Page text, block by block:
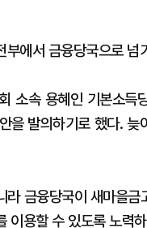
에서 금융당국으로
소속 용혜인 기본소득
을 발의하기로 했다.
금융당국이 새마을
이용할 수 있도록 노력